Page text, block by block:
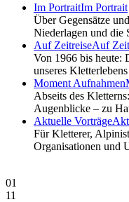
Im PortraitIm Portrait
Über Gegensätze
Niederlagen und die
Auf ZeitreiseAuf
Von 1966 bis heute:
unseres
Moment Aufnahmen
Abseits des
Augenblicke – zu
Aktuelle Vorträge
Für Kletterer,
Organisationen und
01
11